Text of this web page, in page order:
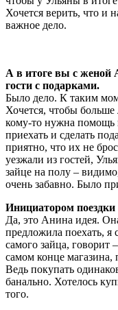
Хочется верить, что и
важное дело.
А в итоге вы с женой
гости с подарками.
Было дело. К таким
Хочется, чтобы
кому-то нужна помощь
приехать и сделать
приятно, что их не
уезжали из гостей,
зайце на полу –
очень забавно. Было
Инициатором поездки
Да, это Анина идея.
предложила поехать, я
самого зайца, говорит
самом конце магазина,
Ведь покупать
банально. Хотелось
того.